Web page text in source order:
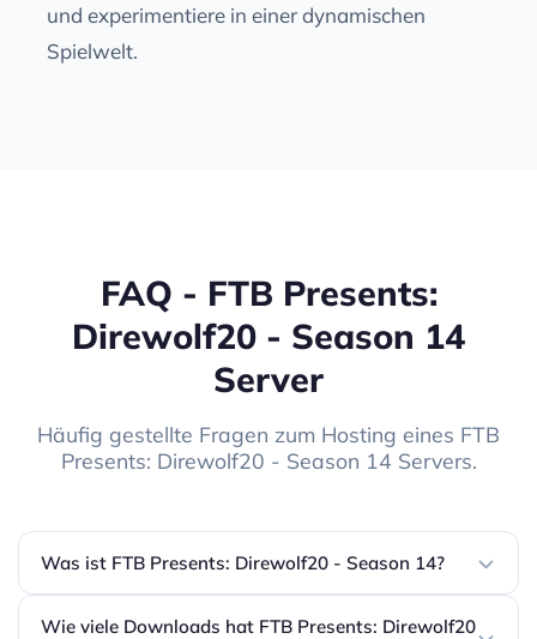
und experimentiere in einer dynamischen
Spielwelt.
FAQ - FTB Presents:
Direwolf20 - Season 14
Server
Häufig gestellte Fragen zum Hosting eines FTB
Presents: Direwolf20 - Season 14 Servers.
Was ist FTB Presents: Direwolf20 - Season 14?
Wie viele Downloads hat FTB Presents: Direwolf20